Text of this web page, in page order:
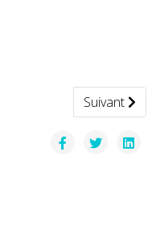
nouvelle Article
Suivant